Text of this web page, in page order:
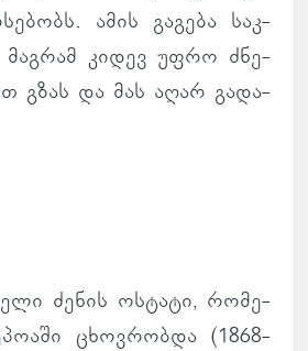
ამის გა­გება საკ­
მაგ­რამ კიდევ უფრო ძნე­
გზას და მას აღარ გა­და­
ძენის ოს­ტატი, რო­მე­
ცხოვ­რობდა (1868-